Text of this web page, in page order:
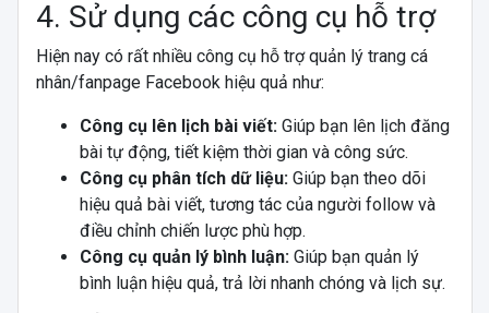
4. Sử dụng các công cụ hỗ trợ
Hiện nay có rất nhiều công cụ hỗ trợ quản lý trang cá
nhân/fanpage Facebook hiệu quả như:
Công cụ lên lịch bài viết:Giúp bạn lên lịch đăng
bài tự động, tiết kiệm thời gian và công sức.
Công cụ phân tích dữ liệu:Giúp bạn theo dõi
hiệu quả bài viết, tương tác của người follow và
điều chỉnh chiến lược phù hợp.
Công cụ quản lý bình luận:Giúp bạn quản lý
bình luận hiệu quả, trả lời nhanh chóng và lịch sự.